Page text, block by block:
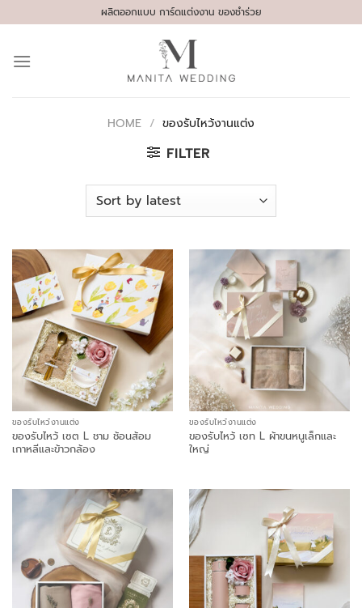
to
ผลิตออกแบบ การ์ดแต่งงาน ของชำร่วย
HOME / ของรับไหว้งานแต่ง
FILTER
ของรับไหว้งานแต่ง
ของรับไหว้ เซต L ชาม ช้อนส้อม
เกาหลีและข้าวกล้อง
ของรับไหว้งานแต่ง
ของรับไหว้ เซท L ผ้าขนหนูเล็กและ
ใหญ่